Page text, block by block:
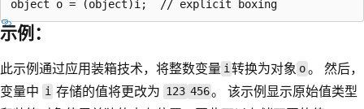
示例：
此示例通过应用装箱技术，将整数变量 i转换为对象 o。 然后，
变量中 i 存储的值将更改为 123 456。 该示例显示原始值类型